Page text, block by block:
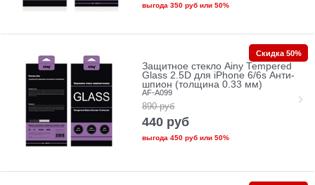
выгода 350 рубили 50%
Защитное стекло Ainy Tempered
Glass 2.5D для iPhone 6/6s Анти-
шпион (толщина 0.33 мм)
AF-A099
890 руб
440 руб
выгода 450 рубили 50%
Скидка 50%